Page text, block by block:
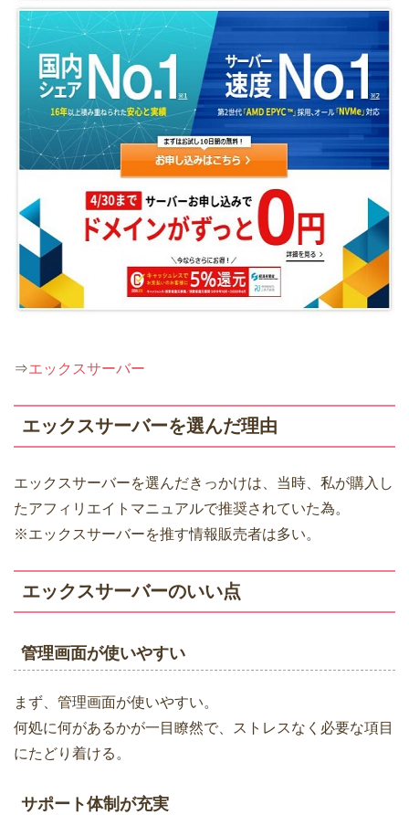
⇒エックスサーバー
エックスサーバーを選んだ理由
エックスサーバーを選んだきっかけは、当時、私が購入し
たアフィリエイトマニュアルで推奨されていた為。
※エックスサーバーを推す情報販売者は多い。
エックスサーバーのいい点
管理画面が使いやすい
まず、管理画面が使いやすい。
何処に何があるかが一目瞭然で、ストレスなく必要な項目
にたどり着ける。
サポート体制が充実